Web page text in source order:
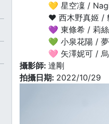
💛 星空凜 /
❤️ 西木野真姬 /
💜 東條希 / 莉
💚 小泉花陽 /
🩷 矢澤妮可 /
攝影師: 達剛
拍攝日期: 2022/10/29